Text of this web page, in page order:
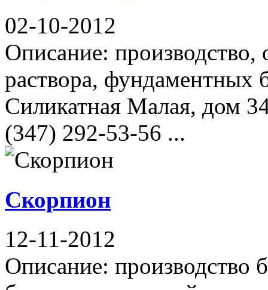
02-10-2012
Описание: производство,
раствора, фундаментных
Силикатная Малая, дом
(347) 292-53-56 ...
Скорпион
12-11-2012
Описание: производство